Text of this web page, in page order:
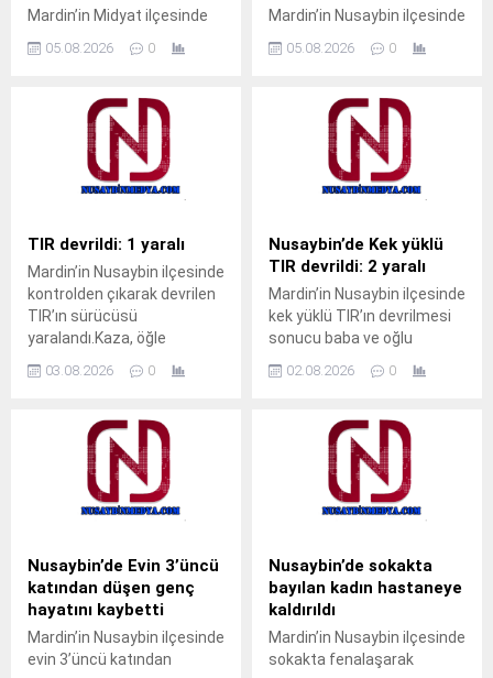
Mardin’in Midyat ilçesinde
korkulukları arasına kafası
Ahmet Akkuş’un
müdahalesiyle kurtarıldı.
Olay, akşam saatlerinde
Cumhuriyet Mahallesi’nde
meydana geldi.Akrabalarını
çocuk, pencerenin demir
korkulukları arasına kafasını
sokunca sıkışarak mahsur
kaldı. Çocuğun ağlama
sesini duyan yakınları
yardıma koştu. Durumu fark
eden aile üyeleri, aynı evde...
05.08.2026 0
Mardin’in Nusaybin ilçesinde
çıkan kuru ot yangınında
gördü. Yangın, sabah
saatlerinde Nusaybin
ilçesine bağlı kırsal
Bahçebaşı Mahallesi’nde
sulama kanalı çevresinde
nedenle başlayan kuru ot
yangını, rüzgarın etkisiyle
çevredeki meyve ağaçlarına
sıçradı. İhbar üzerine
bölgeye sevk edilen itfaiye
ekipleri, yangını çevreye
yayılmadan...
05.08.2026 0
TIR devrildi: 1 yaralı
Mardin’in Nusaybin ilçesinde
kontrolden çıkarak devrilen
TIR’ın sürücüsü
yaralandı.Kaza, öğle
ilçesine bağlı kırsal Girmeli
uluslararası İpekyolu’nda
meydana
geldi.Sürücüsünün kimliği
ve taşıdığı yük henüz
öğrenilemeyen 33 BED 762
Cizre istikametine seyir
halindeyken kontrolden
çıkarak orta refüjdeki demir
bariyerlere çarpıp
devrildi.Kazada araç içinde
mahsur kalan...
03.08.2026 0
Nusaybin’de Kek yüklü
TIR devrildi: 2 yaralı
Mardin’in Nusaybin ilçesinde
kek yüklü TIR’ın devrilmesi
sonucu baba ve oğlu
saatlerinde Nusaybin
Mahallesi mevkisindeki
uluslararası İpekyolu’nda
meydana geldi.S.Y.
idaresindeki 31 AGT 99
plakalı kek yüklü TIR,
istikametine seyir
halindeyken sürücüsünün
direksiyon hakimiyetini
refüjdeki demir bariyerlere
çarparak devrildi. Kazada...
02.08.2026 0
Nusaybin’de Evin 3’üncü
katından düşen genç
hayatını kaybetti
Mardin’in Nusaybin ilçesinde
evin 3’üncü katından
Nusaybin’de sokakta
bayılan kadın hastaneye
kaldırıldı
Mardin’in Nusaybin ilçesinde
sokakta fenalaşarak